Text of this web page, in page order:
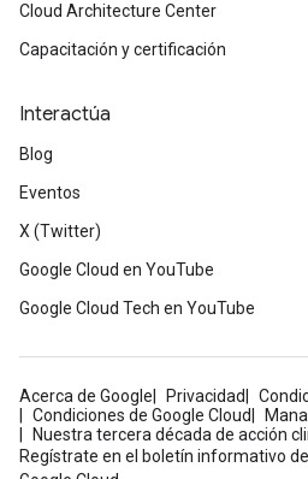
Cloud Architecture Center
Capacitación y certificación
Interactúa
Blog
Eventos
X (Twitter)
Google Cloud en YouTube
Google Cloud Tech en YouTube
Acerca de Google Privacidad
Condiciones de Google Cloud
Nuestra tercera década de acción
Regístrate en el boletín informativo de